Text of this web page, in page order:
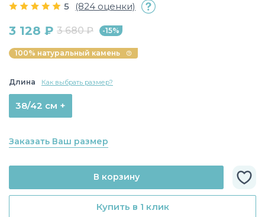
5 (824 оценки)
3 128 ₽ 3 680 ₽ -15%
100% натуральный камень
Длина Как выбрать размер?
38/42 см +
Заказать Ваш размер
Купить в 1 клик
В корзину